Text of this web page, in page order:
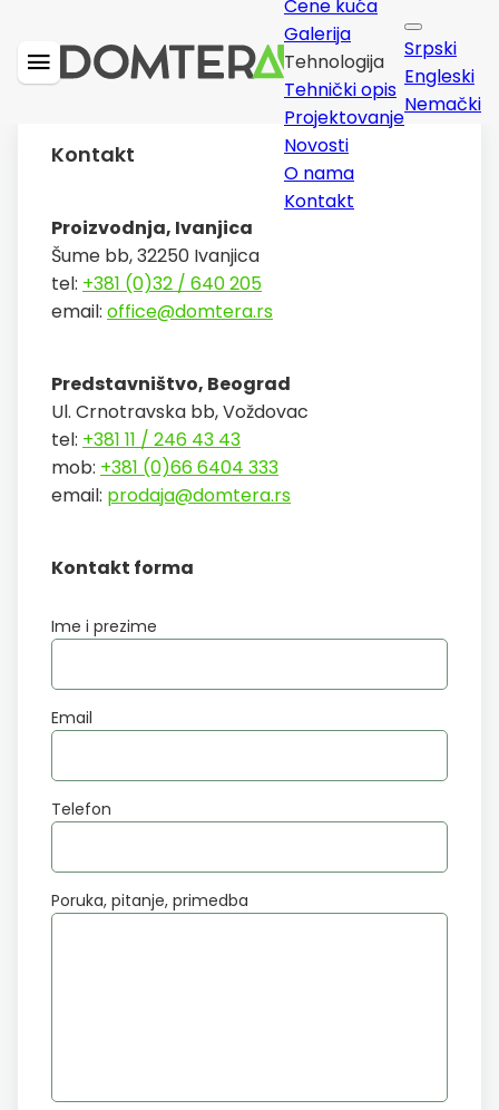
Cene kuća
Galerija
Tehnologija
Tehnički opis
Projektovanje
Novosti
O nama
Kontakt
Srpski
Engleski
Nemački
Kontakt
Proizvodnja, Ivanjica
Šume bb, 32250 Ivanjica
tel: +381 (0)32 / 640 205
email: office@domtera.rs
Predstavništvo, Beograd
Ul. Crnotravska bb, Voždovac
tel: +381 11 / 246 43 43
mob: +381 (0)66 6404 333
email: prodaja@domtera.rs
Kontakt forma
Ime i prezime
Email
Telefon
Poruka, pitanje, primedba